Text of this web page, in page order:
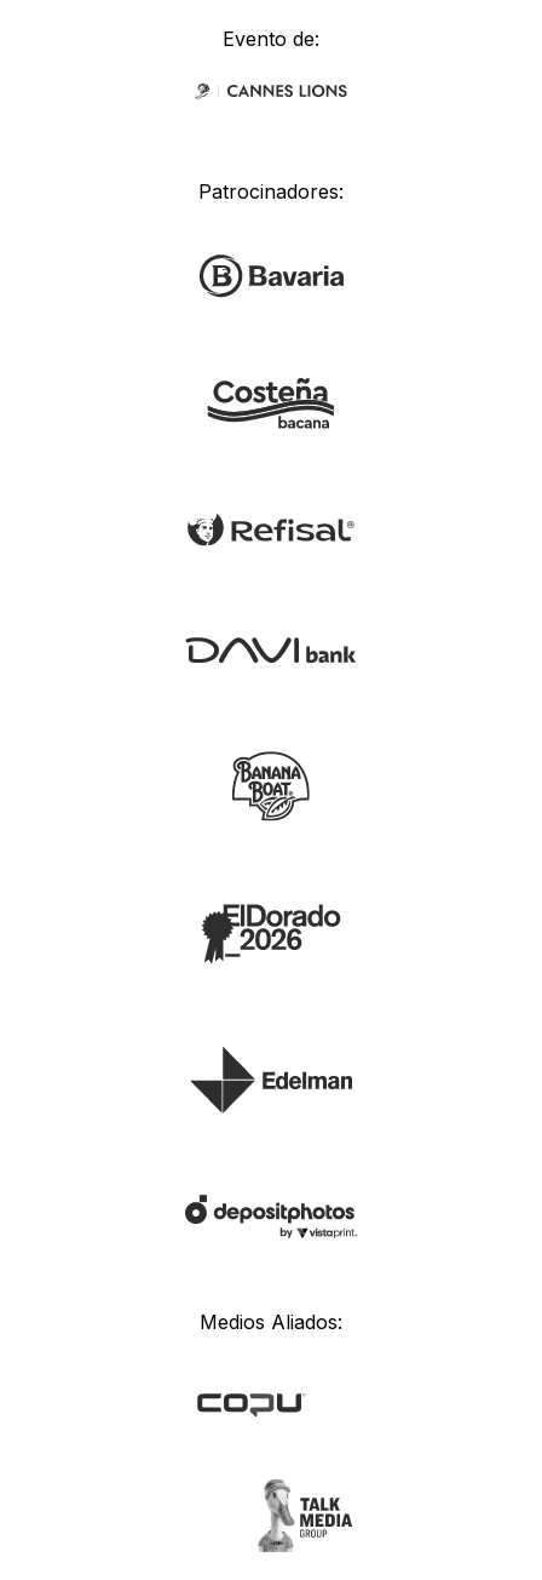
Evento de:
Patrocinadores:
Medios Aliados: